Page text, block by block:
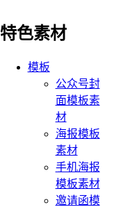
特色素材
模板
公众号封
面模板素
材
海报模板
素材
手机海报
模板素材
邀请函模